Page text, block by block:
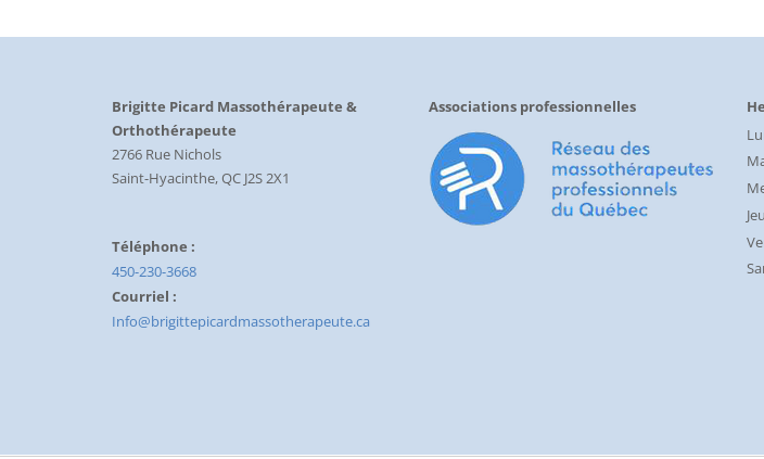
Brigitte Picard Massothérapeute &
Orthothérapeute
2766 Rue Nichols
Saint-Hyacinthe, QC J2S 2X1
Téléphone :
450-230-3668
Courriel :
Info@brigittepicardmassotherapeute.ca
Associations professionnelles